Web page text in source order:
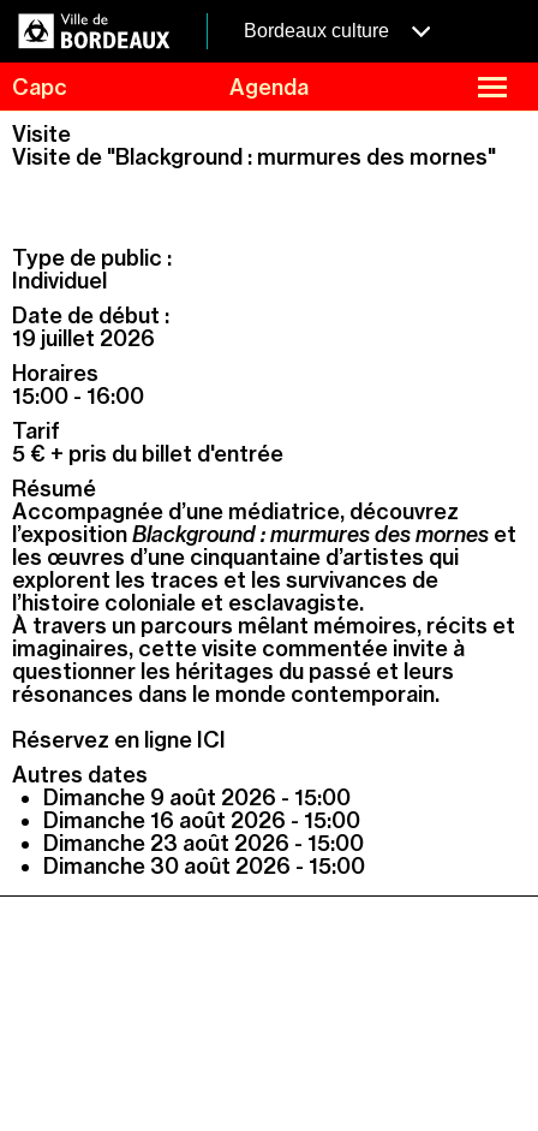
Aller
contenu
principal
menubordeaux
Bordeaux culture
Capc Agenda
fermer
le
menu
Menu
de
Agenda
Expositions
Collection
Le Capc
Résidences
Mécénat et privatisation
Infos pratiques
Menu
Recherche
Recherche
Prochainement
Aujourd'hui
Pollen
Visite
Visite de "Blackground : murmures des mornes"
Type de public :
Individuel
Date de début :
19 juillet 2026
Horaires
15:00 - 16:00
Tarif
5 € + pris du billet d'entrée
Résumé
Accompagnée d’une médiatrice, découvrez
l’expositionBlackground : murmures des mornes et
les œuvres d’une cinquantaine d’artistes qui
explorent les traces et les survivances de
l’histoire coloniale et esclavagiste.
À travers un parcours mêlant mémoires, récits et
imaginaires, cette visite commentée invite à
questionner les héritages du passé et leurs
résonances dans le monde contemporain.
Réservez en ligne ICI
Autres dates
Dimanche 9 août 2026 - 15:00
Dimanche 16 août 2026 - 15:00
Dimanche 23 août 2026 - 15:00
Dimanche 30 août 2026 - 15:00
Panneau de gestion des cookies